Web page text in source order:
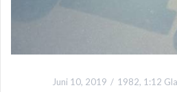
Juni 10, 2019 1982, 1:12